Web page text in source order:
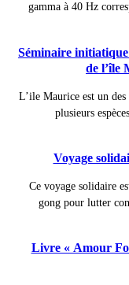
gamma à 40 Hz
Séminaire initiatique
de l’île
L’ile Maurice est un
plusieurs
Voyage
Ce voyage solidaire
gong pour lutter
Livre « Amour